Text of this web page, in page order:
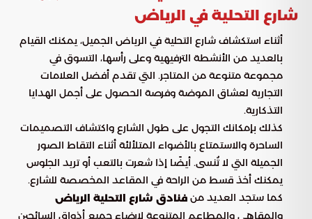
شارع التحلية في الرياض
أثناء استكشاف شارع التحلية في الرياض الجميل، يمكنك القيام
بالعديد من الأنشطة الترفيهية وعلى رأسها، التسوق في
مجموعة متنوعة من المتاجر. التي تقدم أفضل العلامات
التجارية لعشاق الموضة وفرصة الحصول على أجمل الهدايا
التذكارية.
كذلك بإمكانك التجول على طول الشارع واكتشاف التصميمات
الساحرة والاستمتاع بالأضواء المتلألئة أثناء التقاط الصور
الجميلة التي لا تُنسى. أيضًا إذا شعرت بالتعب أو تريد الجلوس
يمكنك أخذ قسط من الراحة في المقاعد المخصصة للشارع.
كما ستجد العديد من فنادق شارع التحلية الرياض
والمقاهي والمطاعم المتنوعة لإرضاء جميع أذواق السائحين